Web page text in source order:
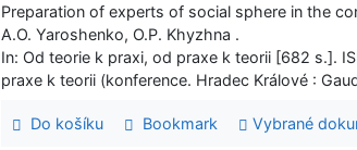
Preparation of experts of social sphere in the
A.O. Yaroshenko, O.P. Khyzhna .
In: Od teorie k praxi, od praxe k teorii [682 s.].
praxe k teorii (konference. Hradec Králové :
Do košíku Bookmark Vybrané